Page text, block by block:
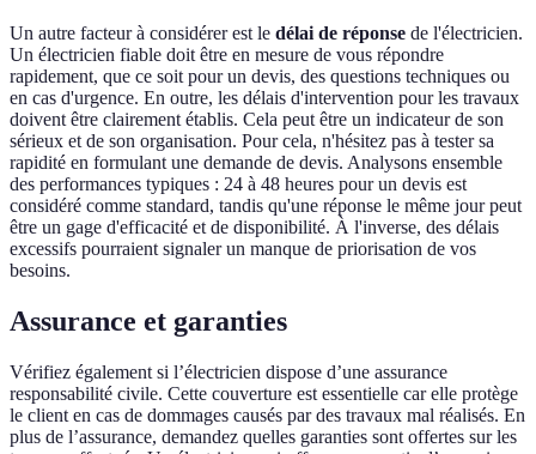
Un autre facteur à considérer est le délai de réponse de l'électricien.
Un électricien fiable doit être en mesure de vous répondre
rapidement, que ce soit pour un devis, des questions techniques ou
en cas d'urgence. En outre, les délais d'intervention pour les travaux
doivent être clairement établis. Cela peut être un indicateur de son
sérieux et de son organisation. Pour cela, n'hésitez pas à tester sa
rapidité en formulant une demande de devis. Analysons ensemble
des performances typiques : 24 à 48 heures pour un devis est
considéré comme standard, tandis qu'une réponse le même jour peut
être un gage d'efficacité et de disponibilité. À l'inverse, des délais
excessifs pourraient signaler un manque de priorisation de vos
besoins.
Assurance et garanties
Vérifiez également si l’électricien dispose d’une assurance
responsabilité civile. Cette couverture est essentielle car elle protège
le client en cas de dommages causés par des travaux mal réalisés. En
plus de l’assurance, demandez quelles garanties sont offertes sur les